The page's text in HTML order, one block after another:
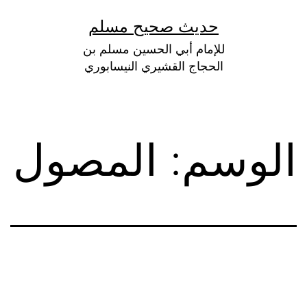
حديث صحيح مسلم
للإمام أبي الحسين مسلم بن
الحجاج القشيري النيسابوري
الوسم: المصول